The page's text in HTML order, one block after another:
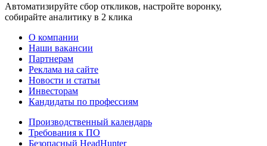
Автоматизируйте сбор откликов, настройте воронку,
собирайте аналитику в 2 клика
О компании
Наши вакансии
Партнерам
Реклама на сайте
Новости и статьи
Инвесторам
Кандидаты по профессиям
Производственный календарь
Требования к ПО
Безопасный HeadHunter